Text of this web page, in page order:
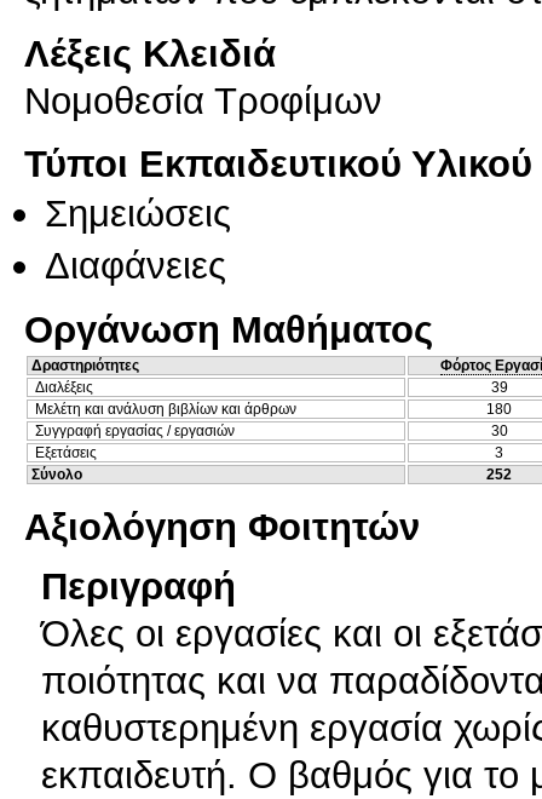
Λέξεις Κλειδιά
Νομοθεσία Τροφίμων
Τύποι Εκπαιδευτικού Υλικού
Σημειώσεις
Διαφάνειες
Οργάνωση Μαθήματος
Δραστηριότητες
Φόρτος
Διαλέξεις
39
Μελέτη και ανάλυση βιβλίων και άρθρων
180
Συγγραφή εργασίας / εργασιών
30
Εξετάσεις
3
Σύνολο
252
Αξιολόγηση Φοιτητών
Περιγραφή
Όλες οι εργασίες και οι
ποιότητας και να
καθυστερημένη εργασία
εκπαιδευτή. Ο βαθμός για το